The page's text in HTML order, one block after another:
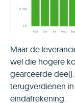
Maar de
wel die hogere
gearceerde
terugverdienen
eindafrekening.